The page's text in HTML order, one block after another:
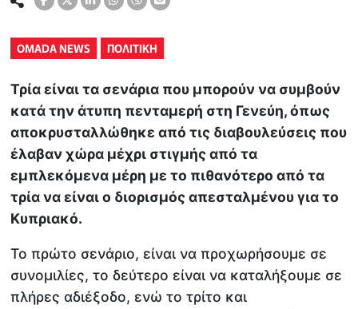
OMADA NEWS ΠΟΛΙΤΙΚΗ
Τρία είναι τα σενάρια που μπορούν να συμβούν
κατά την άτυπη πενταμερή στη Γενεύη, όπως
αποκρυσταλλώθηκε από τις διαβουλεύσεις που
έλαβαν χώρα μέχρι στιγμής από τα
εμπλεκόμενα μέρη με το πιθανότερο από τα
τρία να είναι ο διορισμός απεσταλμένου για το
Κυπριακό.
Το πρώτο σενάριο, είναι να προχωρήσουμε σε
συνομιλίες, το δεύτερο είναι να καταλήξουμε σε
πλήρες αδιέξοδο, ενώ το τρίτο και